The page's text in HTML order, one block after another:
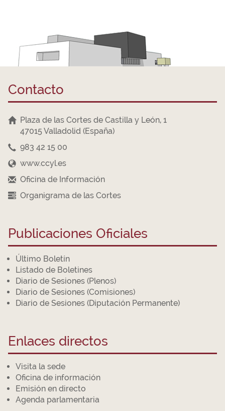
Contacto
Plaza de las Cortes de Castilla y León, 1
47015 Valladolid (España)
983 42 15 00
www.ccyl.es
Oficina de Información
Organigrama de las Cortes
Publicaciones Oficiales
Último Boletín
Listado de Boletines
Diario de Sesiones (Plenos)
Diario de Sesiones (Comisiones)
Diario de Sesiones (Diputación Permanente)
Enlaces directos
Visita la sede
Oficina de información
Emisión en directo
Agenda parlamentaria